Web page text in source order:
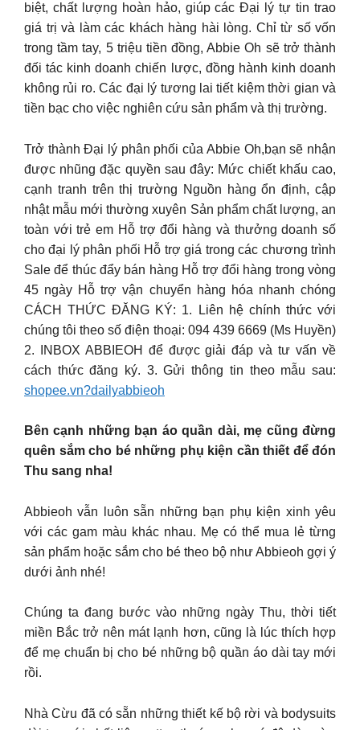
biệt, chất lượng hoàn hảo, giúp các Đại lý tự tin trao
giá trị và làm các khách hàng hài lòng. Chỉ từ số vốn
trong tầm tay, 5 triệu tiền đồng, Abbie Oh sẽ trở thành
đối tác kinh doanh chiến lược, đồng hành kinh doanh
không rủi ro. Các đại lý tương lai tiết kiệm thời gian và
tiền bạc cho việc nghiên cứu sản phẩm và thị trường.
Trở thành Đại lý phân phối của Abbie Oh,bạn sẽ nhận
được nhũng đặc quyền sau đây: Mức chiết khấu cao,
cạnh tranh trên thị trường Nguồn hàng ổn định, cập
nhật mẫu mới thường xuyên Sản phẩm chất lượng, an
toàn với trẻ em Hỗ trợ đổi hàng và thưởng doanh số
cho đại lý phân phối Hỗ trợ giá trong các chương trình
Sale để thúc đẩy bán hàng Hỗ trợ đổi hàng trong vòng
45 ngày Hỗ trợ vận chuyển hàng hóa nhanh chóng
CÁCH THỨC ĐĂNG KÝ: 1. Liên hệ chính thức với
chúng tôi theo số điện thoại: 094 439 6669 (Ms Huyền)
2. INBOX ABBIEOH để được giải đáp và tư vấn về
cách thức đăng ký. 3. Gửi thông tin theo mẫu sau:
shopee.vn?dailyabbieoh
Bên cạnh những bạn áo quần dài, mẹ cũng đừng
quên sắm cho bé những phụ kiện cần thiết để đón
Thu sang nha!
Abbieoh vẫn luôn sẵn những bạn phụ kiện xinh yêu
với các gam màu khác nhau. Mẹ có thể mua lẻ từng
sản phẩm hoặc sắm cho bé theo bộ như Abbieoh gợi ý
dưới ảnh nhé!
Chúng ta đang bước vào những ngày Thu, thời tiết
miền Bắc trở nên mát lạnh hơn, cũng là lúc thích hợp
để mẹ chuẩn bị cho bé những bộ quần áo dài tay mới
rồi.
Nhà Cừu đã có sẵn những thiết kế bộ rời và bodysuits